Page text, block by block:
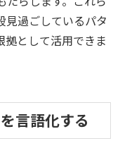
見過ごしているパタ
拠として活用できま
言語化する